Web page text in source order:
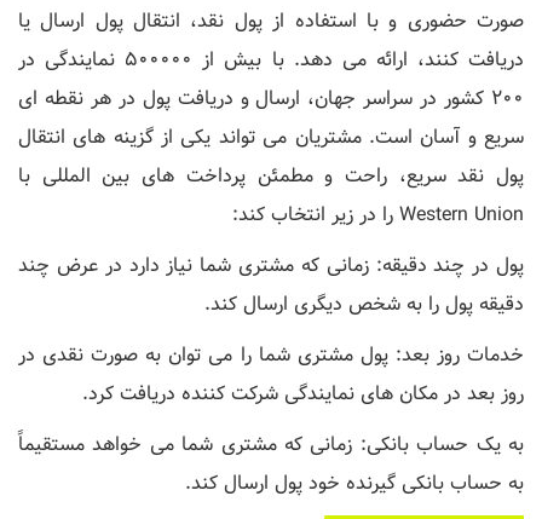
صورت حضوری و با استفاده از پول نقد، انتقال پول ارسال یا
دریافت کنند، ارائه می دهد. با بیش از 500000 نمایندگی در
200 کشور در سراسر جهان، ارسال و دریافت پول در هر نقطه ای
سریع و آسان است. مشتریان می تواند یکی از گزینه های انتقال
پول نقد سریع، راحت و مطمئن پرداخت های بین المللی با
Western Union را در زیر انتخاب کند:
پول در چند دقیقه: زمانی که مشتری شما نیاز دارد در عرض چند
دقیقه پول را به شخص دیگری ارسال کند.
خدمات روز بعد: پول مشتری شما را می توان به صورت نقدی در
روز بعد در مکان های نمایندگی شرکت کننده دریافت کرد.
به یک حساب بانکی: زمانی که مشتری شما می خواهد مستقیماً
به حساب بانکی گیرنده خود پول ارسال کند.